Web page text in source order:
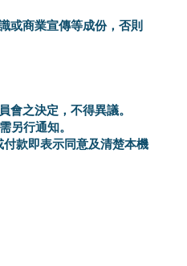
或商業宣傳等成份，否則
之決定，不得異議。
另行通知。
款即表示同意及清楚本機